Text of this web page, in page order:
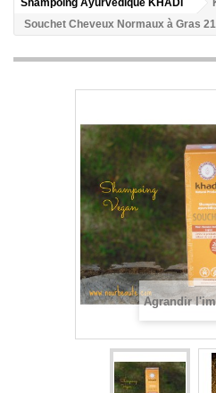
Souchet Cheveux Normaux à Gras
Agrandir